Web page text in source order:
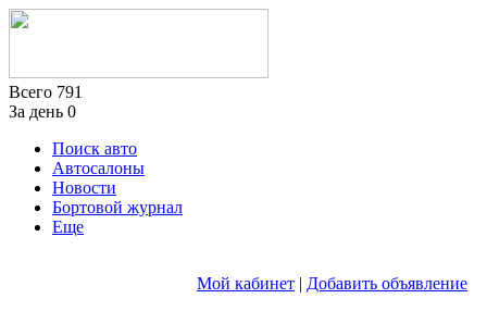
Всего 791
За день 0
Поиск авто
Автосалоны
Новости
Бортовой журнал
Еще
Мой кабинет | Добавить объявление